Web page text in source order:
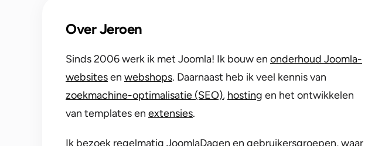
Over Jeroen
Sinds 2006 werk ik met Joomla! Ik bouw en onderhoud Joomla-
websitesen webshops. Daarnaast heb ik veel kennis van
zoekmachine-optimalisatie (SEO), hosting en het ontwikkelen
van templates en extensies.
Ik bezoek regelmatig JoomlaDagen en gebruikersgroepen, waar